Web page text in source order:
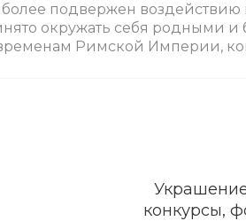
подвержен воздействию
окружать себя родными и
Римской Империи,
знаете, что подарить
множество, главное —
конкурсы,